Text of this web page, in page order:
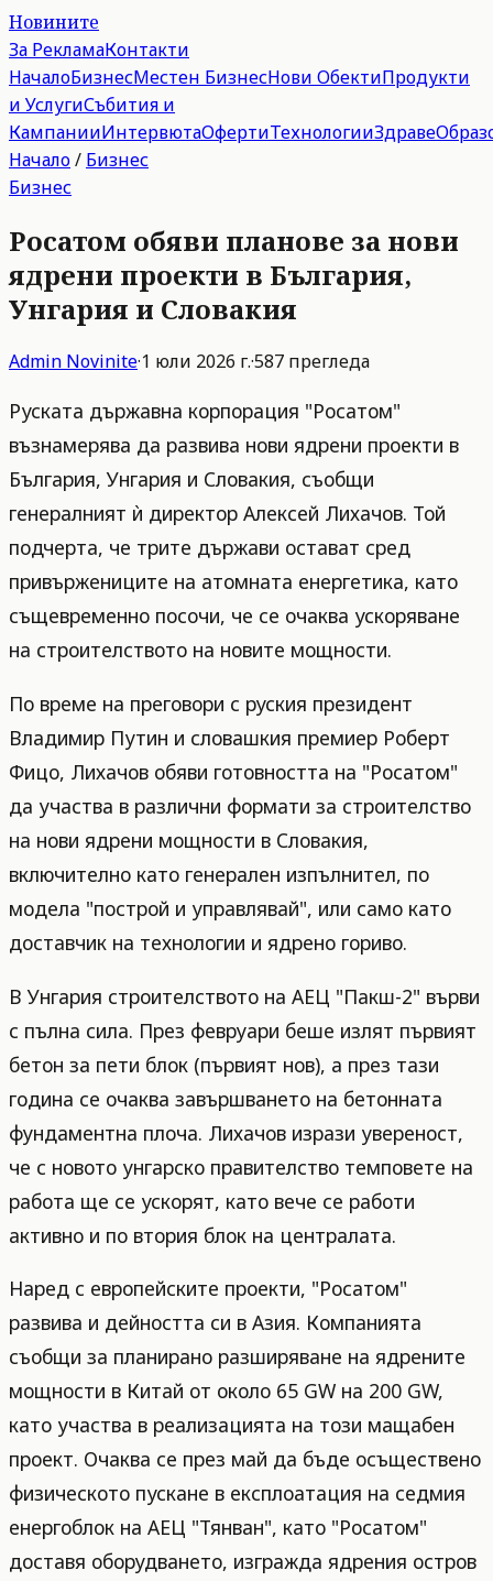
Новините
За РекламаКонтакти
НачалоБизнесМестен БизнесНови ОбектиПродукти
и УслугиСъбития и
КампанииИнтервютаОфертиТехнологииЗдраве
Начало/ Бизнес
Бизнес
Росатом обяви планове за нови
ядрени проекти в България,
Унгария и Словакия
Admin Novinite·1 юли 2026 г.·587 прегледа
Руската държавна корпорация "Росатом"
възнамерява да развива нови ядрени проекти в
България, Унгария и Словакия, съобщи
генералният ѝ директор Алексей Лихачов. Той
подчерта, че трите държави остават сред
привържениците на атомната енергетика, като
същевременно посочи, че се очаква ускоряване
на строителството на новите мощности.
По време на преговори с руския президент
Владимир Путин и словашкия премиер Роберт
Фицо, Лихачов обяви готовността на "Росатом"
да участва в различни формати за строителство
на нови ядрени мощности в Словакия,
включително като генерален изпълнител, по
модела "построй и управлявай", или само като
доставчик на технологии и ядрено гориво.
В Унгария строителството на АЕЦ "Пакш-2" върви
с пълна сила. През февруари беше излят първият
бетон за пети блок (първият нов), а през тази
година се очаква завършването на бетонната
фундаментна плоча. Лихачов изрази увереност,
че с новото унгарско правителство темповете на
работа ще се ускорят, като вече се работи
активно и по втория блок на централата.
Наред с европейските проекти, "Росатом"
развива и дейността си в Азия. Компанията
съобщи за планирано разширяване на ядрените
мощности в Китай от около 65 GW на 200 GW,
като участва в реализацията на този мащабен
проект. Очаква се през май да бъде осъществено
физическото пускане в експлоатация на седмия
енергоблок на АЕЦ "Тянван", като "Росатом"
доставя оборудването, изгражда ядрения остров